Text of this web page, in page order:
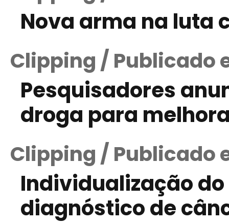
Nova arma na luta
Clipping / Publicado
Pesquisadores
droga para
Clipping / Publicado
Individualização
diagnóstico de